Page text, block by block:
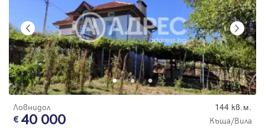
Ловнидол 144 кв.м.
40 000 Къща/Вила